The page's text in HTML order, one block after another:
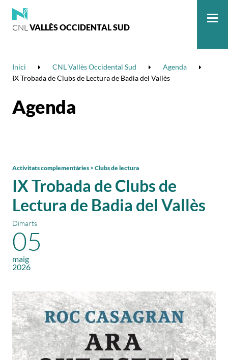
CNLVALLÈS OCCIDENTAL SUD
Inici CNL Vallès Occidental Sud
Agenda
IX Trobada de Clubs de Lectura de Badia del Vallès
Agenda
IX Trobada de Clubs de
Lectura de Badia del Vallès
Activitats complementàries > Clubs de lectura
Dimarts
05
maig
2026